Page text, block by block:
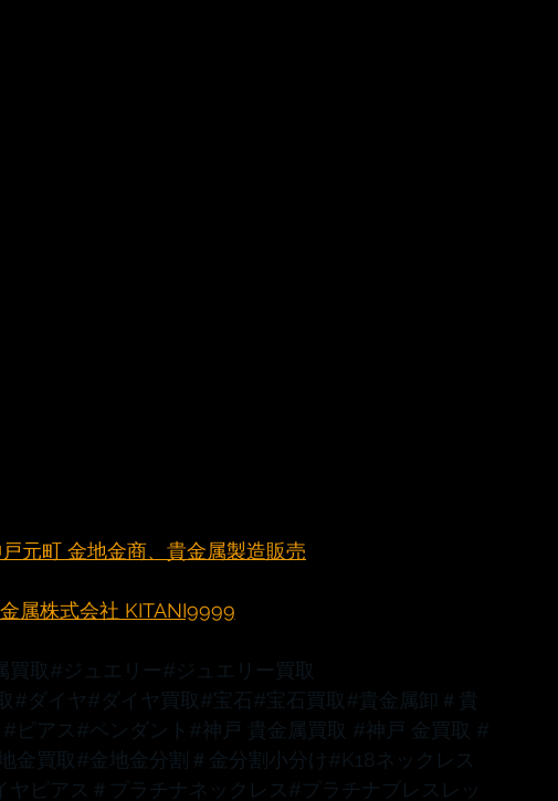
元町 金地金商、貴金属製造販売
属株式会社 KITANI9999
買取 #ジュエリー#ジュエリー買取
#ダイヤ#ダイヤ買取 #宝石 #宝石買取 #貴金属卸 ＃貴
#ピアス #ペンダント #神戸 貴金属買取 #神戸 金買取 #
金買取 #金地金分割 ＃金分割小分け #K18ネックレス
ヤピアス ＃プラチナネックレス #プラチナブレスレッ